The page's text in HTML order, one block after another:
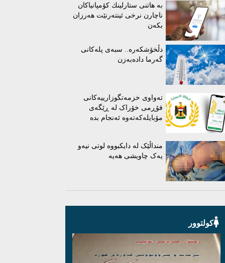
بە هاتنی ستارلینك كۆمپانیاكان
ناچارن نرخی ئینتەرنێت هەرزان
بكەن
دڵخۆشکەرە.. سبەی پلەکانی
گەرما دادەبەزن
تەواوی خزمەتگوزارییەکانی
فۆڕمی خۆراک لە ڕێگەی
مۆبایلەکەتەوە ئەنجام بدە
منداڵێک لە دایکبووە لوتی نیەو
یەک چاویشی هەیە
کولتوور